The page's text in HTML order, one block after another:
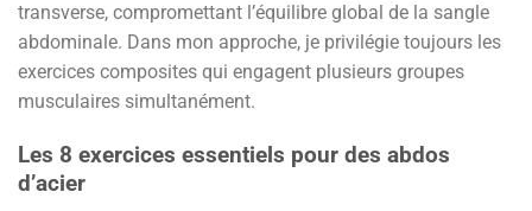
transverse, compromettant l’équilibre global de la sangle
abdominale. Dans mon approche, je privilégie toujours les
exercices composites qui engagent plusieurs groupes
musculaires simultanément.
Les 8 exercices essentiels pour des abdos
d’acier